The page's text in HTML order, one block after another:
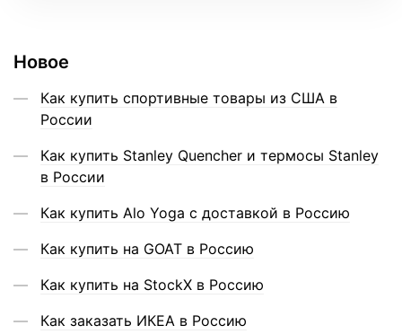
Новое
Как купить спортивные товары из США в
России
Как купить Stanley Quencher и термосы Stanley
в России
Как купить Alo Yoga с доставкой в Россию
Как купить на GOAT в Россию
Как купить на StockX в Россию
Как заказать ИКЕА в Россию